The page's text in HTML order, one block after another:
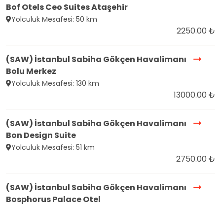
Bof Otels Ceo Suites Ataşehir
Yolculuk Mesafesi: 50 km
2250.00 ₺
(SAW) İstanbul Sabiha Gökçen Havalimanı
Bolu Merkez
Yolculuk Mesafesi: 130 km
13000.00 ₺
(SAW) İstanbul Sabiha Gökçen Havalimanı
Bon Design Suite
Yolculuk Mesafesi: 51 km
2750.00 ₺
(SAW) İstanbul Sabiha Gökçen Havalimanı
Bosphorus Palace Otel